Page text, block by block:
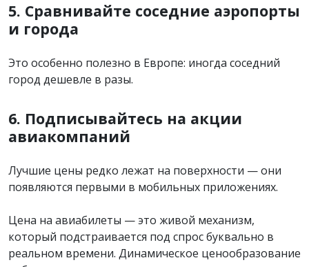
5. Сравнивайте соседние аэропорты
и города
Это особенно полезно в Европе: иногда соседний
город дешевле в разы.
6. Подписывайтесь на акции
авиакомпаний
Лучшие цены редко лежат на поверхности — они
появляются первыми в мобильных приложениях.
Цена на авиабилеты — это живой механизм,
который подстраивается под спрос буквально в
реальном времени. Динамическое ценообразование